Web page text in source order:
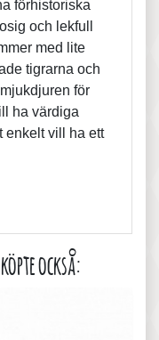
förhistoriska
och lekfull
med lite
tigrarna och
för
ha värdiga
enkelt vill ha ett
också: